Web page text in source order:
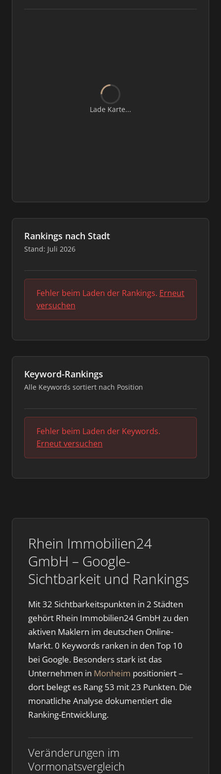
Rhein Immobilien24
GmbH – Google-
Sichtbarkeit und Rankings
Mit 32 Sichtbarkeitspunkten in 2 Städten
gehört Rhein Immobilien24 GmbH zu den
aktiven Maklern im deutschen Online-
Markt. 0 Keywords ranken in den Top 10
bei Google. Besonders stark ist das
Unternehmen in Monheim positioniert –
dort belegt es Rang 53 mit 23 Punkten. Die
monatliche Analyse dokumentiert die
Ranking-Entwicklung.
Veränderungen im
Vormonatsvergleich
Lade Karte...
Rankings nach Stadt
Stand: Juli 2026
Fehler beim Laden der Rankings. Erneut
versuchen
Keyword-Rankings
Alle Keywords sortiert nach Position
Fehler beim Laden der Keywords.
Erneut versuchen